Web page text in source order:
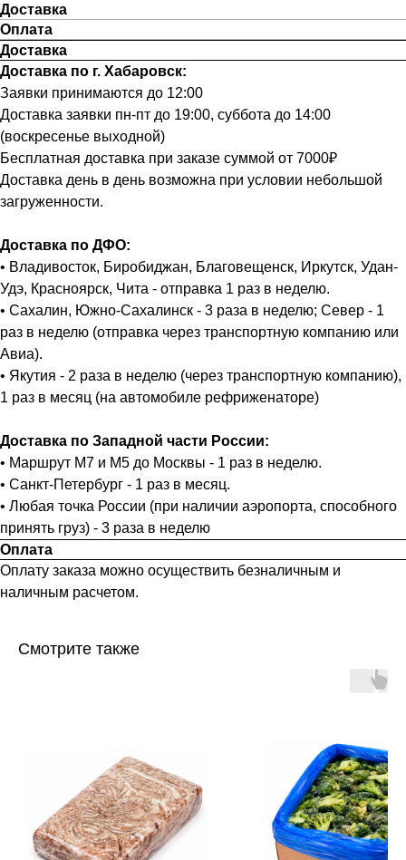
Доставка
Оплата
Доставка
Доставка по г. Хабаровск:
Заявки принимаются до 12:00
Доставка заявки пн-пт до 19:00, суббота до 14:00
(воскресенье выходной)
Бесплатная доставка при заказе суммой от 7000₽
Доставка день в день возможна при условии небольшой
загруженности.
Доставка по ДФО:
• Владивосток, Биробиджан, Благовещенск, Иркутск, Удан-
Удэ, Красноярск, Чита - отправка 1 раз в неделю.
• Сахалин, Южно-Сахалинск - 3 раза в неделю; Север - 1
раз в неделю (отправка через транспортную компанию или
Авиа).
• Якутия - 2 раза в неделю (через транспортную компанию),
1 раз в месяц (на автомобиле рефриженаторе)
Доставка по Западной части России:
• Маршрут М7 и М5 до Москвы - 1 раз в неделю.
• Санкт-Петербург - 1 раз в месяц.
• Любая точка России (при наличии аэропорта, способного
принять груз) - 3 раза в неделю
Оплата
Оплату заказа можно осуществить безналичным и
наличным расчетом.
Смотрите также